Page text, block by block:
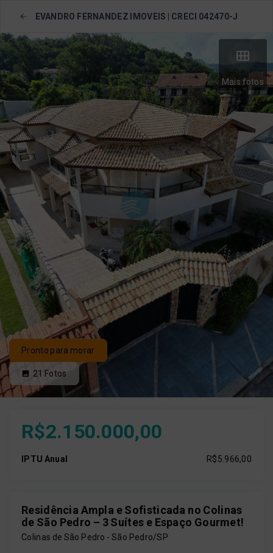
EVANDRO FERNANDEZ IMOVEIS | CRECI 042470-J
Mais fotos
Pronto para morar
21 Fotos
R$2.150.000,00
IPTU Anual R$5.966,00
Residência Ampla e Sofisticada no Colinas
de São Pedro – 3 Suítes e Espaço Gourmet!
Colinas de São Pedro - São Pedro/SP